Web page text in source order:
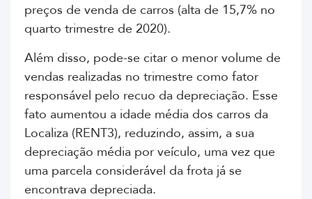
preços de venda de carros (alta de 15,7% no
quarto trimestre de 2020).
Além disso, pode-se citar o menor volume de
vendas realizadas no trimestre como fator
responsável pelo recuo da depreciação. Esse
fato aumentou a idade média dos carros da
Localiza (RENT3), reduzindo, assim, a sua
depreciação média por veículo, uma vez que
uma parcela considerável da frota já se
encontrava depreciada.